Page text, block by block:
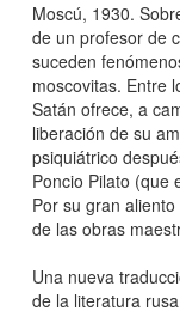
Moscú, 1930.
de un profesor de
suceden
moscovitas. Entre
Satán ofrece, a
liberación de su
psiquiátrico
Poncio Pilato (que
Por su gran
de las obras
Una nueva
de la literatura